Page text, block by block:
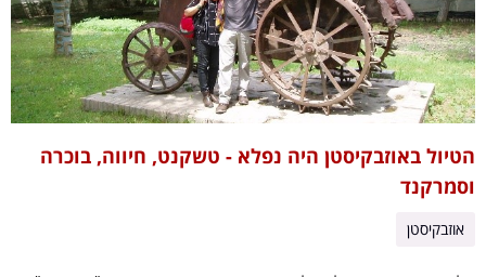
הטיול באוזבקיסטן היה נפלא - טשקנט, חיווה, בוכרה
וסמרקנד
אוזבקיסטן